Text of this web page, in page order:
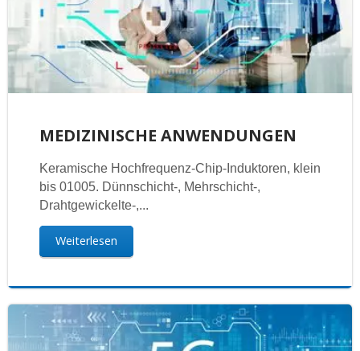
MEDIZINISCHE ANWENDUNGEN
Keramische Hochfrequenz-Chip-Induktoren, klein
bis 01005. Dünnschicht-, Mehrschicht-,
Drahtgewickelte-,...
Weiterlesen